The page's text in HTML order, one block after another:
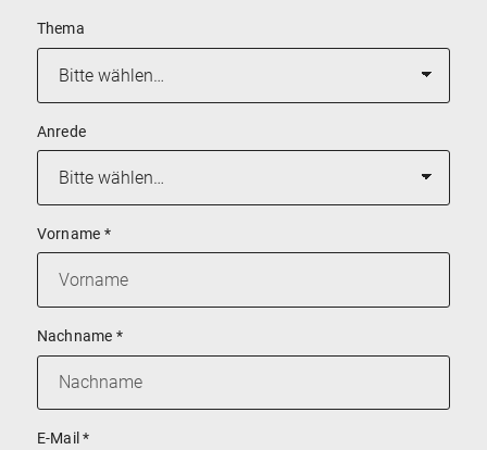
Thema
Anrede
Vorname *
Nachname *
E-Mail*